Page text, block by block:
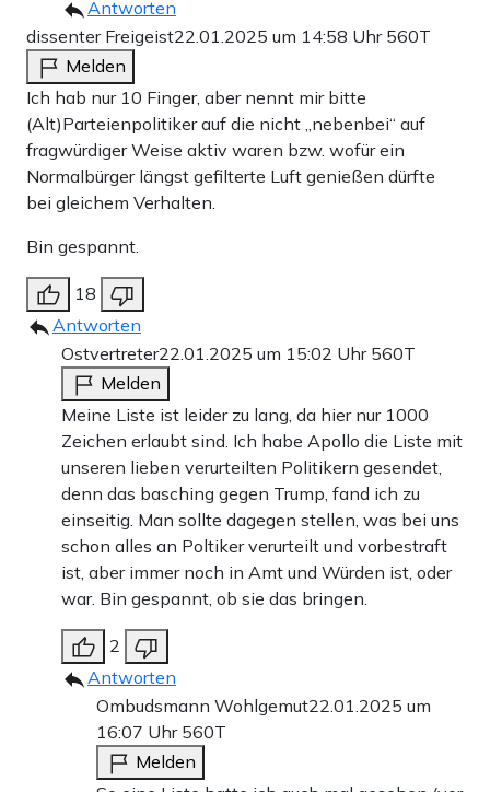
Antworten
dissenter Freigeist22.01.2025 um 14:58 Uhr 560T
Melden
Ich hab nur 10 Finger, aber nennt mir bitte
(Alt)Parteienpolitiker auf die nicht „nebenbei“ auf
fragwürdiger Weise aktiv waren bzw. wofür ein
Normalbürger längst gefilterte Luft genießen dürfte
bei gleichem Verhalten.
Bin gespannt.
18
Antworten
Ostvertreter22.01.2025 um 15:02 Uhr 560T
Melden
Meine Liste ist leider zu lang, da hier nur 1000
Zeichen erlaubt sind. Ich habe Apollo die Liste mit
unseren lieben verurteilten Politikern gesendet,
denn das basching gegen Trump, fand ich zu
einseitig. Man sollte dagegen stellen, was bei uns
schon alles an Poltiker verurteilt und vorbestraft
ist, aber immer noch in Amt und Würden ist, oder
war. Bin gespannt, ob sie das bringen.
2
Antworten
Ombudsmann Wohlgemut22.01.2025 um
16:07 Uhr 560T
Melden